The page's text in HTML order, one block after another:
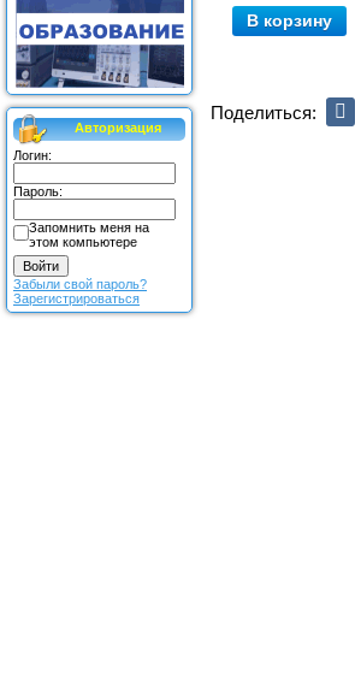
Авторизация
Логин:
Пароль:
Запомнить меня на
этом компьютере
Забыли свой пароль?
Зарегистрироваться
В корзину
Поделиться: